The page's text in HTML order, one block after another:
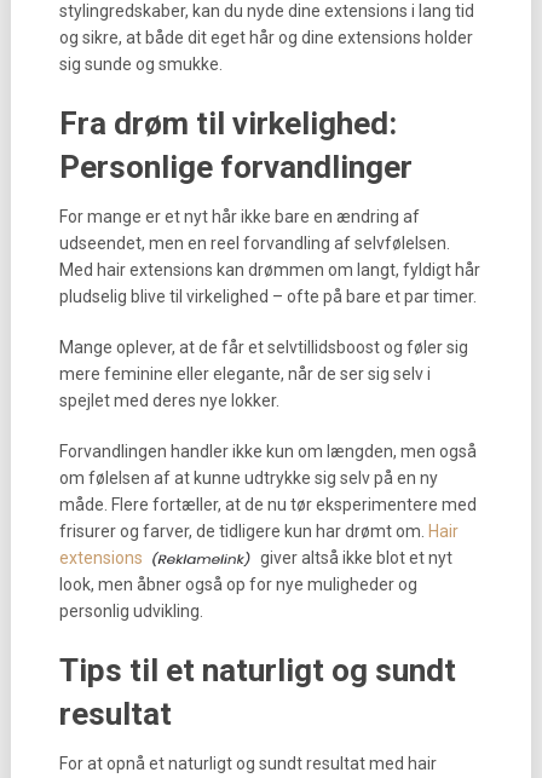
stylingredskaber, kan du nyde dine extensions i lang tid
og sikre, at både dit eget hår og dine extensions holder
sig sunde og smukke.
Fra drøm til virkelighed:
Personlige forvandlinger
For mange er et nyt hår ikke bare en ændring af
udseendet, men en reel forvandling af selvfølelsen.
Med hair extensions kan drømmen om langt, fyldigt hår
pludselig blive til virkelighed – ofte på bare et par timer.
Mange oplever, at de får et selvtillidsboost og føler sig
mere feminine eller elegante, når de ser sig selv i
spejlet med deres nye lokker.
Forvandlingen handler ikke kun om længden, men også
om følelsen af at kunne udtrykke sig selv på en ny
måde. Flere fortæller, at de nu tør eksperimentere med
frisurer og farver, de tidligere kun har drømt om. Hair
extensions
giver altså ikke blot et nyt
look, men åbner også op for nye muligheder og
personlig udvikling.
Tips til et naturligt og sundt
resultat
For at opnå et naturligt og sundt resultat med hair